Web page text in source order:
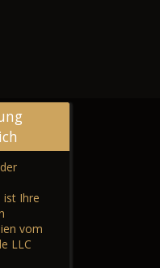
ist Ihre
vom
LLC